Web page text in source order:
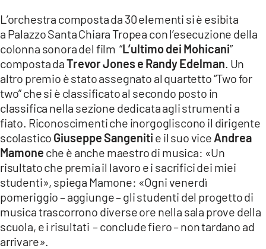
L’orchestra composta da 30 elementi si è esibita
a Palazzo Santa Chiara Tropea con l’esecuzione della
colonna sonora del film “L’ultimo dei Mohicani”
composta daTrevor Jones e Randy Edelman . Un
altro premio è stato assegnato al quartetto “Two for
two” che si è classificato al secondo posto in
classifica nella sezione dedicata agli strumenti a
fiato. Riconoscimenti che inorgogliscono il dirigente
scolastico Giuseppe Sangeniti e il suo vice Andrea
Mamone che è anche maestro di musica: «Un
risultato che premia il lavoro e i sacrifici dei miei
studenti», spiega Mamone: «Ogni venerdì
pomeriggio – aggiunge – gli studenti del progetto di
musica trascorrono diverse ore nella sala prove della
scuola, e i risultati – conclude fiero – non tardano ad
arrivare».